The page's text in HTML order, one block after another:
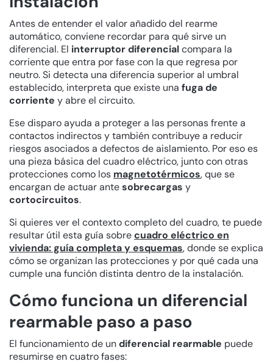
Antes de entender el valor añadido del rearme
automático, conviene recordar para qué sirve un
diferencial. El interruptor diferencialcompara la
corriente que entra por fase con la que regresa por
neutro. Si detecta una diferencia superior al umbral
establecido, interpreta que existe una fuga de
corriente y abre el circuito.
Ese disparo ayuda a proteger a las personas frente a
contactos indirectos y también contribuye a reducir
riesgos asociados a defectos de aislamiento. Por eso es
una pieza básica del cuadro eléctrico, junto con otras
protecciones como los magnetotérmicos, que se
encargan de actuar antesobrecargas y
cortocircuitos.
Si quieres ver el contexto completo del cuadro, te puede
resultar útil esta guía sobrecuadro eléctrico en
vivienda: guía completa y esquemas, donde se explica
cómo se organizan las protecciones y por qué cada una
cumple una función distinta dentro de la instalación.
Cómo funciona un diferencial
rearmable paso a paso
El funcionamiento de undiferencial rearmable puede
resumirse en cuatro fases: